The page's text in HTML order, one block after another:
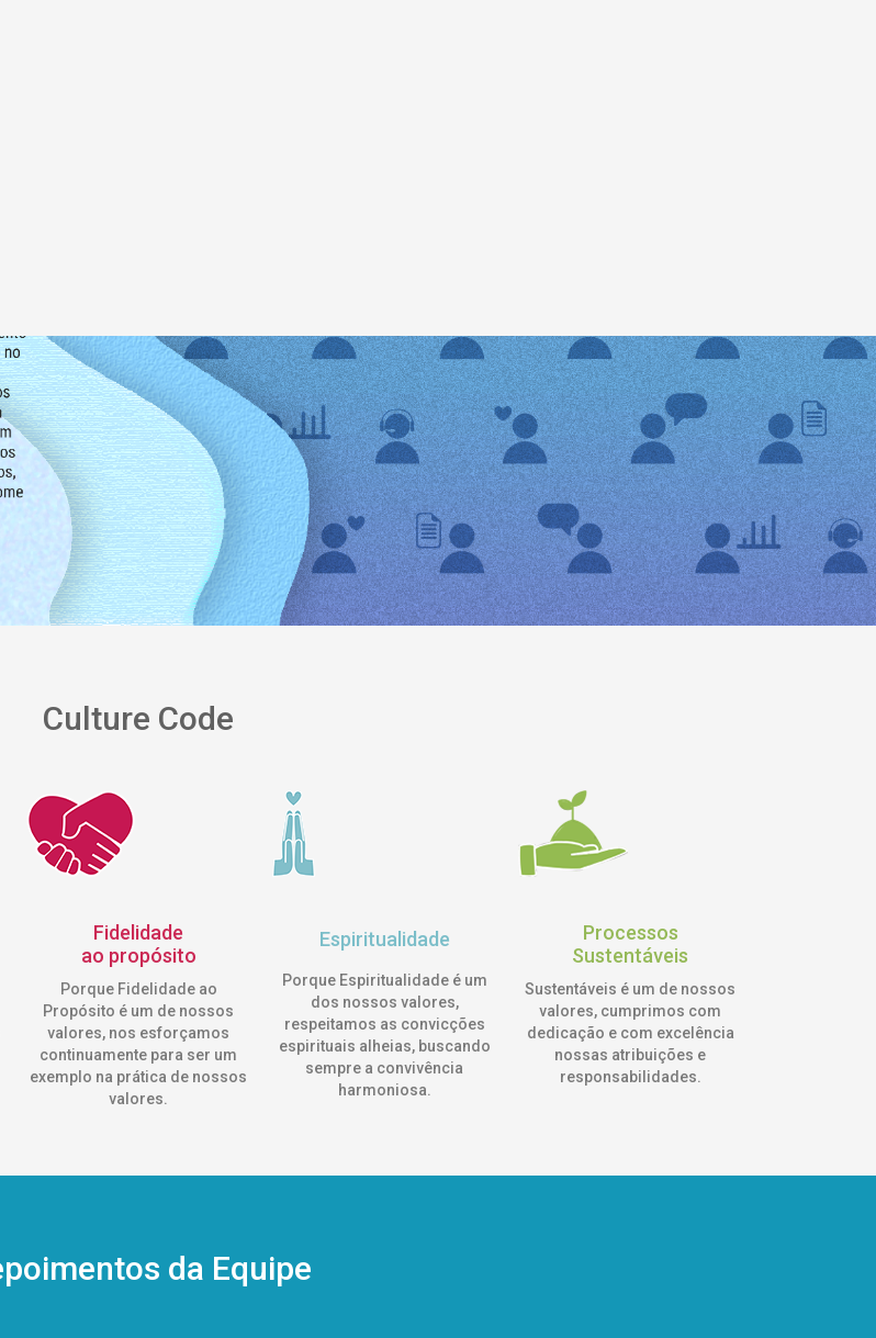
Culture Code
Fidelidade
ao propósito
Porque Fidelidade ao
Propósito é um de nossos
valores, nos esforçamos
continuamente para ser um
exemplo na prática de nossos
valores.
Espiritualidade
Porque Espiritualidade é um
dos nossos valores,
respeitamos as convicções
espirituais alheias, buscando
sempre a convivência
harmoniosa.
Processos
Sustentáveis
Sustentáveis é um de nossos
valores, cumprimos com
dedicação e com excelência
nossas atribuições e
responsabilidades.
da Equipe